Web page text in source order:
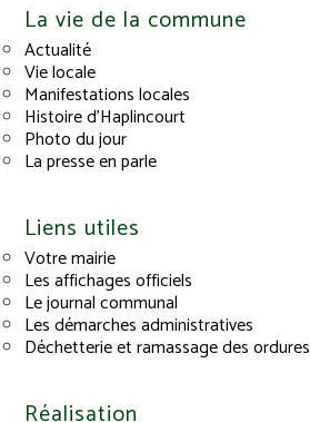
La vie de la commune
Actualité
Vie locale
Manifestations locales
Histoire d’Haplincourt
Photo du jour
La presse en parle
Liens utiles
Votre mairie
Les affichages officiels
Le journal communal
Les démarches administratives
Déchetterie et ramassage des ordures
Réalisation